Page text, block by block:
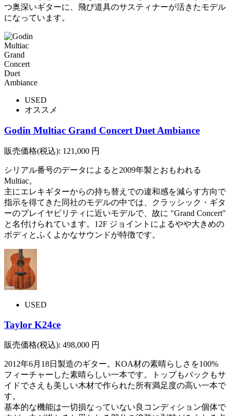
つ奥深いギターに、飛び道具のサスティナーが活きたモデル
になっています。
USED
オススメ
Godin Multiac Grand Concert Duet Ambiance
販売価格(税込): 121,000 円
シリアル番号のデータによると2009年製とおもわれる
Multiac。
主にエレキギターからの持ち替えでの違和感を減らす方向で
指示を得てきた同社のモデルの中では、クラッシック・ギタ
ーのプレイヤビリティに近いモデルで、故に "Grand Concert"
と名付けられています。12F ジョイントによるやや大きめの
ボディとふくよかなサウンドが特徴です。
USED
Taylor K24ce
販売価格(税込): 498,000 円
2012年6月18日製造のギター。KOA材の素晴らしさを100%
フィーチャーした素晴らしい一本です。トップもバックもサ
イドでさえも美しい木材で作られた所有満足度の高い一本で
す。
基本的な機能は一切損なっていない良コンディション個体で